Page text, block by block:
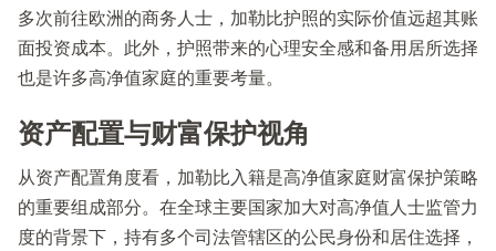
多次前往欧洲的商务人士，加勒比护照的实际价值远超其账
面投资成本。此外，护照带来的心理安全感和备用居所选择
也是许多高净值家庭的重要考量。
资产配置与财富保护视角
从资产配置角度看，加勒比入籍是高净值家庭财富保护策略
的重要组成部分。在全球主要国家加大对高净值人士监管力
度的背景下，持有多个司法管辖区的公民身份和居住选择，